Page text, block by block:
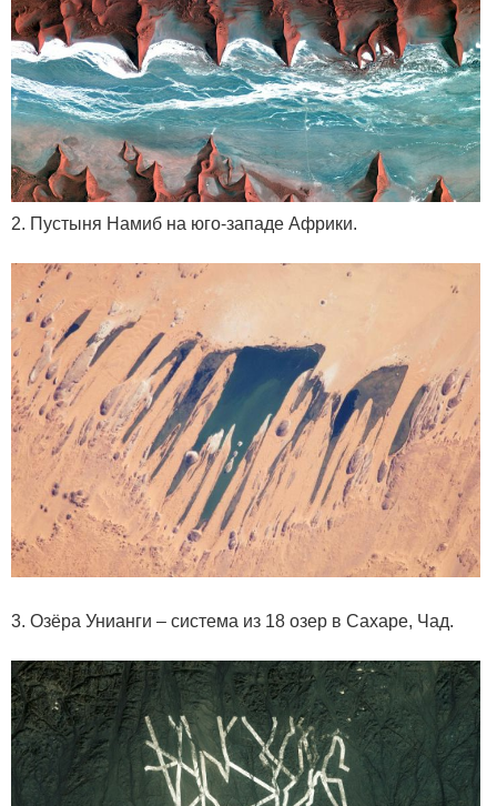
2. Пустыня Намиб на юго-западе Африки.
3. Озёра Унианги – система из 18 озер в Сахаре, Чад.